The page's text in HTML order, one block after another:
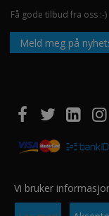
Vi bruker
Få gode tilbud fra oss :-)
Meld meg på
Copyright © 2020